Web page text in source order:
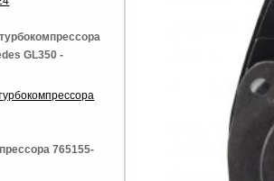
GL350 -
765155-